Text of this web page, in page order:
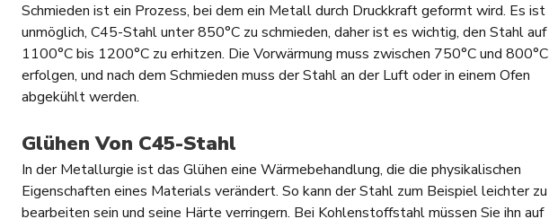
Schmieden ist ein Prozess, bei dem ein Metall durch Druckkraft geformt wird. Es ist
unmöglich, C45-Stahl unter 850°С zu schmieden, daher ist es wichtig, den Stahl auf
1100°С bis 1200°С zu erhitzen. Die Vorwärmung muss zwischen 750°С und 800°С
erfolgen, und nach dem Schmieden muss der Stahl an der Luft oder in einem Ofen
abgekühlt werden.
Glühen Von C45-Stahl
In der Metallurgie ist das Glühen eine Wärmebehandlung, die die physikalischen
Eigenschaften eines Materials verändert. So kann der Stahl zum Beispiel leichter zu
bearbeiten sein und seine Härte verringern. Bei Kohlenstoffstahl müssen Sie ihn auf